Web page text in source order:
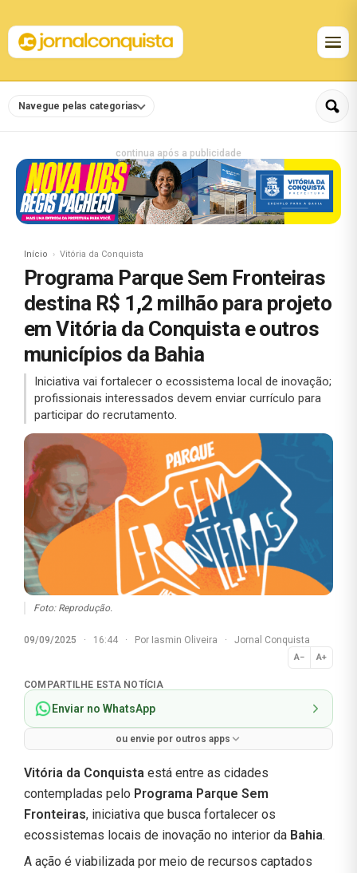
Navegue pelas categorias
continua após a publicidade
Início Vitória da Conquista
Programa Parque Sem Fronteiras
destina R$ 1,2 milhão para projeto
em Vitória da Conquista e outros
municípios da Bahia
Iniciativa vai fortalecer o ecossistema local de inovação;
profissionais interessados devem enviar currículo para
participar do recrutamento.
Foto: Reprodução.
09/09/2025 · 16:44 · Por Iasmin Oliveira · Jornal Conquista
A− A+
Normal
COMPARTILHE ESTA NOTÍCIA
Enviar no WhatsApp
ou envie por outros apps
Vitória da Conquista está entre as cidades
contempladas pelo Programa Parque Sem
Fronteiras, iniciativa que busca fortalecer os
ecossistemas locais de inovação no interior da Bahia.
A ação é viabilizada por meio de recursos captados